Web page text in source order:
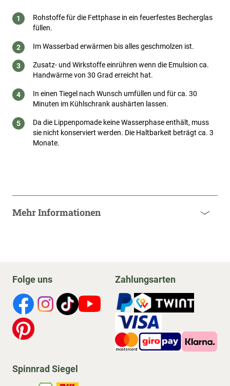
Rohstoffe für die Fettphase in ein feuerfestes Becherglas
füllen.
Im Wasserbad erwärmen bis alles geschmolzen ist.
Zusatz- und Wirkstoffe einrühren wenn die Emulsion ca.
Handwärme von 30 Grad erreicht hat.
In einen Tiegel nach Wunsch umfüllen und für ca. 30
Minuten im Kühlschrank aushärten lassen.
Da die Lippenpomade keine Wasserphase enthält, muss
sie nicht konserviert werden. Die Haltbarkeit beträgt ca. 3
Monate.
Mehr Informationen
Folge uns Zahlungsarten
Spinnrad Siegel